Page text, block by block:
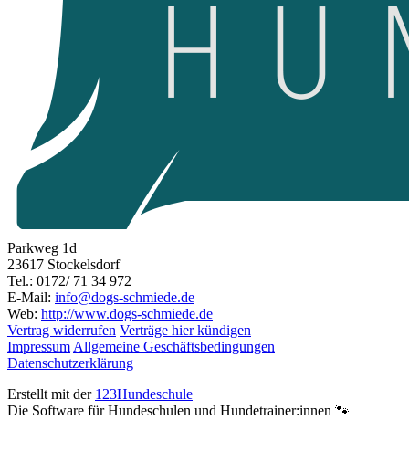
Parkweg 1d
23617 Stockelsdorf
Tel.: 0172/ 71 34 972
E-Mail: info@dogs-schmiede.de
Web: http://www.dogs-schmiede.de
Vertrag widerrufen Verträge hier kündigen
Impressum Allgemeine Geschäftsbedingungen
Datenschutzerklärung
Erstellt mit der 123Hundeschule
Die Software für Hundeschulen und Hundetrainer:innen 🐾